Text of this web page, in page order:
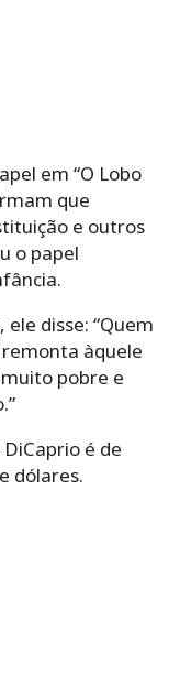
em “O Lobo
que
e outros
o papel
disse: “Quem
àquele
pobre e
é de
dólares.